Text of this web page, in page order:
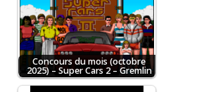
Concours du mois (octobre
2025) – Super Cars 2 – Gremlin